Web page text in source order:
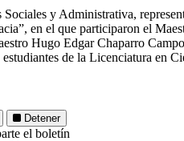
y Administrativa,
en el que participaron el
Hugo Edgar Chaparro
de la Licenciatura en
Detener
el boletín